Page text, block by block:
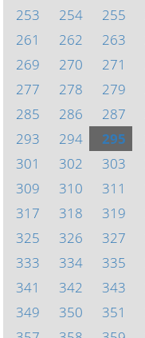
253
254 255
261
262 263
269
270 271
277
278 279
285
286 287
293
294 295
301
302 303
309
310 311
317
318 319
325
326 327
333
334 335
341
342 343
349
350 351